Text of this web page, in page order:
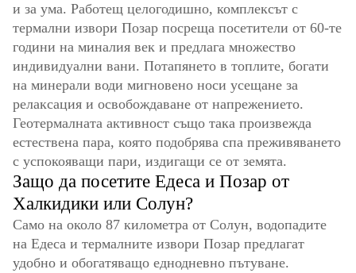
и за ума. Работещ целогодишно, комплексът с
термални извори Позар посреща посетители от 60-те
години на миналия век и предлага множество
индивидуални вани. Потапянето в топлите, богати
на минерали води мигновено носи усещане за
релаксация и освобождаване от напрежението.
Геотермалната активност също така произвежда
естествена пара, която подобрява спа преживяването
с успокояващи пари, издигащи се от земята.
Защо да посетите Едеса и Позар от
Халкидики или Солун?
Само на около 87 километра от Солун, водопадите
на Едеса и термалните извори Позар предлагат
удобно и обогатяващо еднодневно пътуване.